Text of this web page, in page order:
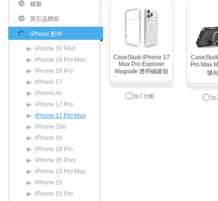
鍵盤
其它品牌區
iPhone 配件
iPhone 18 Flod
iPhone 18 Pro Max
iPhone 18 Pro
iPhone 17
iPhone Air
iPhone 17 Pro
iPhone 17 Pro Max
iPhone 16e
iPhone 16
iPhone 16 Pro
iPhone 16 Plus
iPhone 16 Pro Max
iPhone 15
iPhone 15 Pro
CaseStudi iPhone 17
Max Pro Explorer
Magsafe 透明磁吸殼
Pro Max
吸